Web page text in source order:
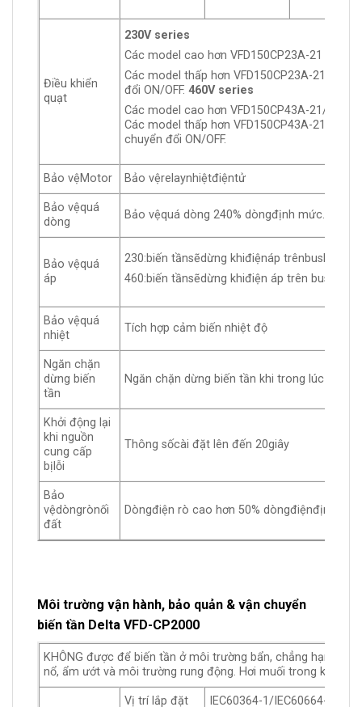
Điều khiển
quạt
230V series
Các model cao hơn VFD150CP23A-21 (bao
Các model thấp hơn VFD150CP23A-21
đổi ON/OFF. 460V series
Các model cao hơn VFD150CP43A-21/4EA-
Các model thấp hơn VFD150CP43A-21/
chuyển đổi ON/OFF.
Bảo vệMotor Bảo vệrelaynhiệtđiệntử
Bảo vệquá
dòng
Bảo vệquá dòng 240% dòngđịnh mức. Tải
Bảo vệquá
áp
230:biến tầnsẽdừng khiđiệnáp
460:biến tầnsẽdừng khiđiện áp trên bus DC
Bảo vệquá
nhiệt
Tích hợp cảm biến nhiệt độ
Ngăn chặn
dừng biến
tần
Ngăn chặn dừng biến tần khi trong lúc tăng/
Khởi động lại
khi nguồn
cung cấp
bịlỗi
Thông sốcài đặt lên đến 20giây
Bảo
vệdòngrònối
đất
Dòngđiện rò cao hơn 50% dòngđiệnđịnh
Môi trường vận hành, bảo quản & vận chuyển
biến tần Delta VFD-CP2000
KHÔNG được để biến tần ở môi trường bẩn, chẳng hạn
nổ, ẩm ướt và môi trường rung động. Hơi muối trong không
Vị trí lắp đặt IEC60364-1/IEC60664-1